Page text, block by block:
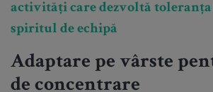
activități care dezvoltă
spiritul de echipă
Adaptare pe vârste
de concentrare